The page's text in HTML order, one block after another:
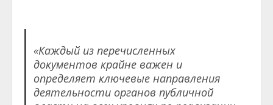
«Каждый из перечисленных
документов крайне важен и
определяет ключевые направления
деятельности органов публичной